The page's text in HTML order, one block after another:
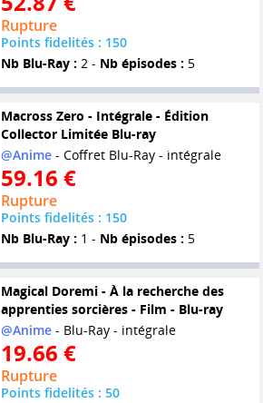
Rupture
Points fidelités : 150
Nb Blu-Ray : 2 - Nb épisodes : 5
Macross Zero - Intégrale - Édition
Collector Limitée Blu-ray
@Anime- Coffret Blu-Ray - intégrale
59.16 €
Rupture
Points fidelités : 150
Nb Blu-Ray : 1 - Nb épisodes : 5
Magical Doremi - À la recherche des
apprenties sorcières - Film - Blu-ray
@Anime- Blu-Ray - intégrale
19.66 €
Rupture
Points fidelités : 50